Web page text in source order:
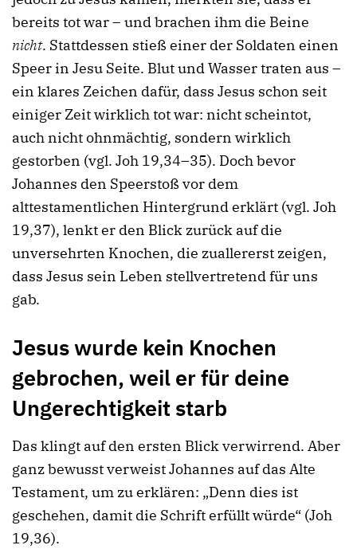
bereits tot war – und brachen ihm die Beine
nicht. Stattdessen stieß einer der Soldaten einen
Speer in Jesu Seite. Blut und Wasser traten aus –
ein klares Zeichen dafür, dass Jesus schon seit
einiger Zeit wirklich tot war: nicht scheintot,
auch nicht ohnmächtig, sondern wirklich
gestorben (vgl. Joh 19,34–35). Doch bevor
Johannes den Speerstoß vor dem
alttestamentlichen Hintergrund erklärt (vgl. Joh
19,37), lenkt er den Blick zurück auf die
unversehrten Knochen, die zuallererst zeigen,
dass Jesus sein Leben stellvertretend für uns
gab.
Jesus wurde kein Knochen
gebrochen, weil er für deine
Ungerechtigkeit starb
Das klingt auf den ersten Blick verwirrend. Aber
ganz bewusst verweist Johannes auf das Alte
Testament, um zu erklären: „Denn dies ist
geschehen, damit die Schrift erfüllt würde“ (Joh
19,36).